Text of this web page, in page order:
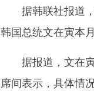
据韩联社报道，
韩国总统文在寅本
据报道，文在寅
席间表示，具体情